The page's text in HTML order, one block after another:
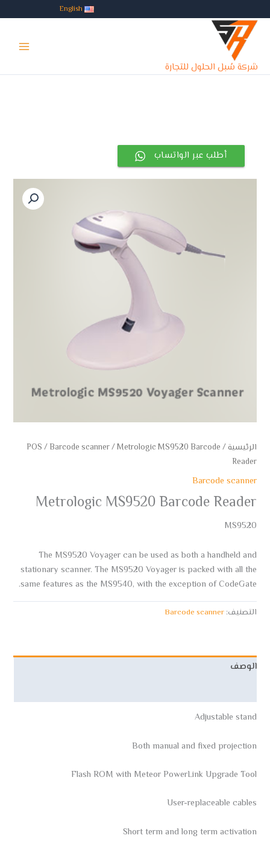
إلى
المحتوى
English
شركة سُبل الحلول للتجارة
Menu
أطلب عبر الواتساب
الرئيسية/
POS/Barcode scanner/ Metrologic MS9520 Barcode
Reader
Barcode scanner
Metrologic MS9520 Barcode Reader
MS9520
The MS9520 Voyager can be used as both a handheld and
stationary scanner. The MS9520 Voyager is packed with all the
same features as the MS9540, with the exception of CodeGate.
التصنيف:Barcode scanner
الوصف
Adjustable stand
Both manual and fixed projection
Flash ROM with Meteor PowerLink Upgrade Tool
User-replaceable cables
Short term and long term activation